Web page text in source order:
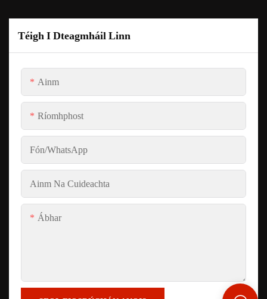
Téigh I Dteagmháil Linn
Ainm
Ríomhphost
Fón/whatsApp
Ainm Na Cuideachta
Ábhar